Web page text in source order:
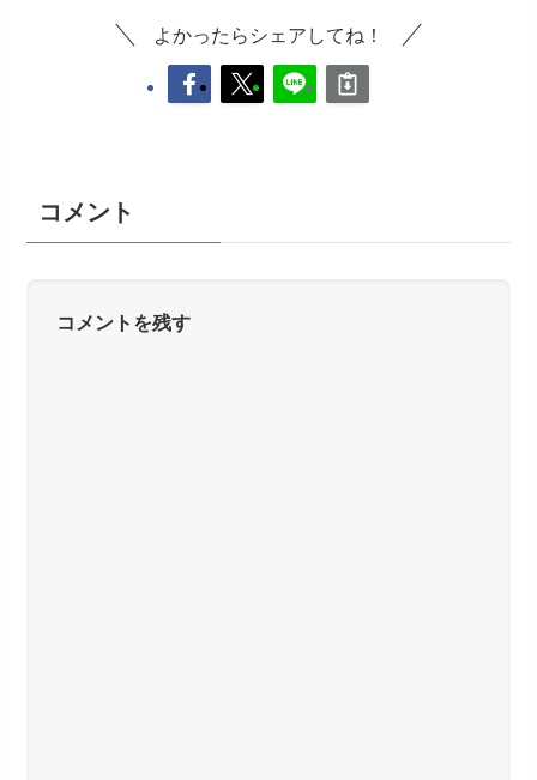
よかったらシェアしてね！
コメント
コメントを残す